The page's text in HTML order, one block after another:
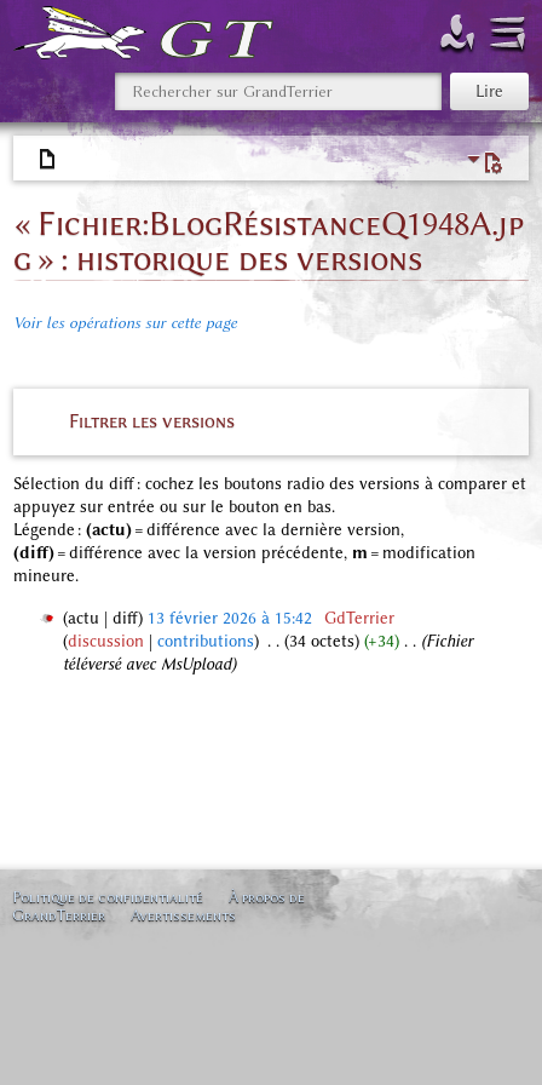
« Fichier:BlogRésistanceQ1948A.jp
g » : historique des versions
Voir les opérations sur cette page
Filtrer les versions
Sélection du diff : cochez les boutons radio des versions à comparer et
appuyez sur entrée ou sur le bouton en bas.
Légende : (actu)= différence avec la dernière version,
(diff)= différence avec la version précédente, m = modification
mineure.
2
0
2
actu diff 13 février 2026 à 15:42‎ GdTerrier
discussion
contributions 34 octets +34 ‎
Fichier
téléversé avec MsUpload
Politique de confidentialité
À propos de
GrandTerrier
Avertissements